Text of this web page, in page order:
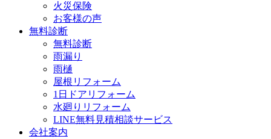
火災保険
お客様の声
無料診断
無料診断
雨漏り
雨樋
屋根リフォーム
1日ドアリフォーム
水廻りリフォーム
LINE無料見積相談サービス
会社案内